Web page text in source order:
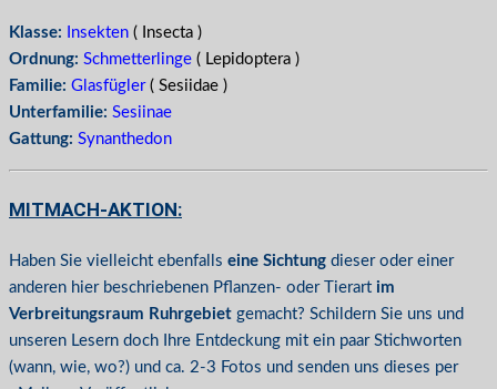
Klasse: Insekten ( Insecta )
Ordnung: Schmetterlinge ( Lepidoptera )
Familie: Glasfügler ( Sesiidae )
Unterfamilie: Sesiinae
Gattung: Synanthedon
MITMACH-AKTION:
Haben Sie vielleicht ebenfalls eine Sichtung dieser oder einer
anderen hier beschriebenen Pflanzen- oder Tierart im
Verbreitungsraum Ruhrgebiet gemacht? Schildern Sie uns und
unseren Lesern doch Ihre Entdeckung mit ein paar Stichworten
(wann, wie, wo?) und ca. 2-3 Fotos und senden uns dieses per